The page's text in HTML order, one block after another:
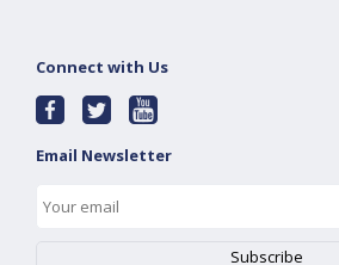
Connect with Us
Email Newsletter